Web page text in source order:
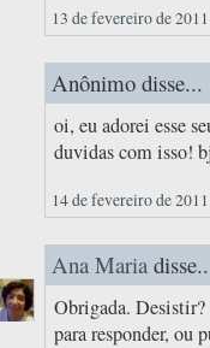
13 de fevereiro de
Anônimo disse...
oi, eu adorei esse
duvidas com isso!
14 de fevereiro de
Ana Maria
Obrigada.
para responder, ou